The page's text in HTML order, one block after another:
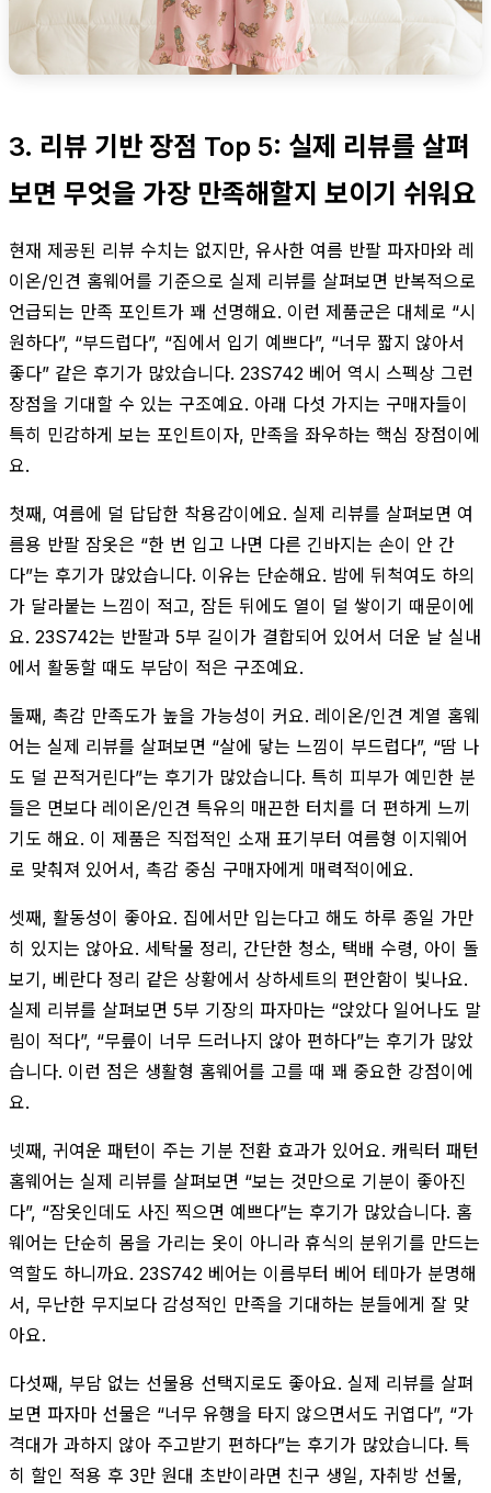
3. 리뷰 기반 장점 Top 5: 실제 리뷰를 살펴
보면 무엇을 가장 만족해할지 보이기 쉬워요
현재 제공된 리뷰 수치는 없지만, 유사한 여름 반팔 파자마와 레
이온/인견 홈웨어를 기준으로 실제 리뷰를 살펴보면 반복적으로
언급되는 만족 포인트가 꽤 선명해요. 이런 제품군은 대체로 “시
원하다”, “부드럽다”, “집에서 입기 예쁘다”, “너무 짧지 않아서
좋다” 같은 후기가 많았습니다. 23S742 베어 역시 스펙상 그런
장점을 기대할 수 있는 구조예요. 아래 다섯 가지는 구매자들이
특히 민감하게 보는 포인트이자, 만족을 좌우하는 핵심 장점이에
요.
첫째, 여름에 덜 답답한 착용감이에요. 실제 리뷰를 살펴보면 여
름용 반팔 잠옷은 “한 번 입고 나면 다른 긴바지는 손이 안 간
다”는 후기가 많았습니다. 이유는 단순해요. 밤에 뒤척여도 하의
가 달라붙는 느낌이 적고, 잠든 뒤에도 열이 덜 쌓이기 때문이에
요. 23S742는 반팔과 5부 길이가 결합되어 있어서 더운 날 실내
에서 활동할 때도 부담이 적은 구조예요.
둘째, 촉감 만족도가 높을 가능성이 커요. 레이온/인견 계열 홈웨
어는 실제 리뷰를 살펴보면 “살에 닿는 느낌이 부드럽다”, “땀 나
도 덜 끈적거린다”는 후기가 많았습니다. 특히 피부가 예민한 분
들은 면보다 레이온/인견 특유의 매끈한 터치를 더 편하게 느끼
기도 해요. 이 제품은 직접적인 소재 표기부터 여름형 이지웨어
로 맞춰져 있어서, 촉감 중심 구매자에게 매력적이에요.
셋째, 활동성이 좋아요. 집에서만 입는다고 해도 하루 종일 가만
히 있지는 않아요. 세탁물 정리, 간단한 청소, 택배 수령, 아이 돌
보기, 베란다 정리 같은 상황에서 상하세트의 편안함이 빛나요.
실제 리뷰를 살펴보면 5부 기장의 파자마는 “앉았다 일어나도 말
림이 적다”, “무릎이 너무 드러나지 않아 편하다”는 후기가 많았
습니다. 이런 점은 생활형 홈웨어를 고를 때 꽤 중요한 강점이에
요.
넷째, 귀여운 패턴이 주는 기분 전환 효과가 있어요. 캐릭터 패턴
홈웨어는 실제 리뷰를 살펴보면 “보는 것만으로 기분이 좋아진
다”, “잠옷인데도 사진 찍으면 예쁘다”는 후기가 많았습니다. 홈
웨어는 단순히 몸을 가리는 옷이 아니라 휴식의 분위기를 만드는
역할도 하니까요. 23S742 베어는 이름부터 베어 테마가 분명해
서, 무난한 무지보다 감성적인 만족을 기대하는 분들에게 잘 맞
아요.
다섯째, 부담 없는 선물용 선택지로도 좋아요. 실제 리뷰를 살펴
보면 파자마 선물은 “너무 유행을 타지 않으면서도 귀엽다”, “가
격대가 과하지 않아 주고받기 편하다”는 후기가 많았습니다. 특
히 할인 적용 후 3만 원대 초반이라면 친구 생일, 자취방 선물,